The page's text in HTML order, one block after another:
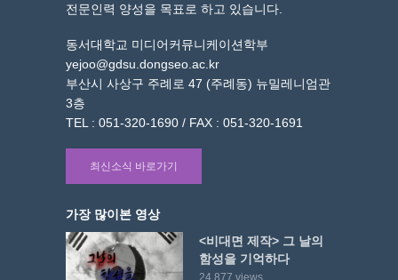
전문인력 양성을 목표로 하고 있습니다.
동서대학교 미디어커뮤니케이션학부
yejoo@gdsu.dongseo.ac.kr
부산시 사상구 주례로 47 (주례동) 뉴밀레니엄관
3층
TEL : 051-320-1690 / FAX : 051-320-1691
최신소식 바로가기
가장 많이본 영상
<비대면 제작> 그 날의
함성을 기억하다
24,877 views